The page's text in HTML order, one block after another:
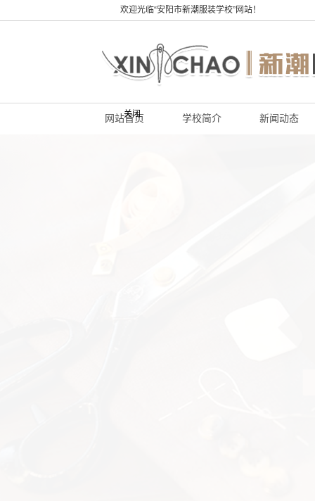
欢迎光临“安阳市新潮服装学校”网站！
网站首页 学校简介 新闻动态
关闭